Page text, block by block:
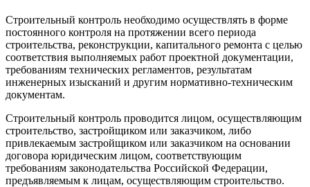
Строительный контроль необходимо осуществлять в форме
постоянного контроля на протяжении всего периода
строительства, реконструкции, капитального ремонта с целью
соответствия выполняемых работ проектной документации,
требованиям технических регламентов, результатам
инженерных изысканий и другим нормативно-техническим
документам.
Строительный контроль проводится лицом, осуществляющим
строительство, застройщиком или заказчиком, либо
привлекаемым застройщиком или заказчиком на основании
договора юридическим лицом, соответствующим
требованиям законодательства Российской Федерации,
предъявляемым к лицам, осуществляющим строительство.